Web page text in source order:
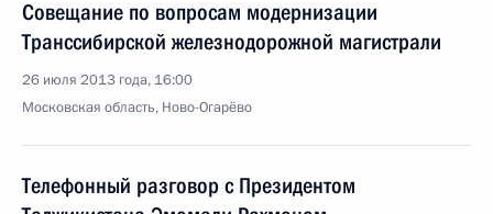
Совещание по вопросам модернизации
Транссибирской железнодорожной магистрали
26 июля 2013 года, 16:00
Московская область, Ново-Огарёво
Телефонный разговор с Президентом